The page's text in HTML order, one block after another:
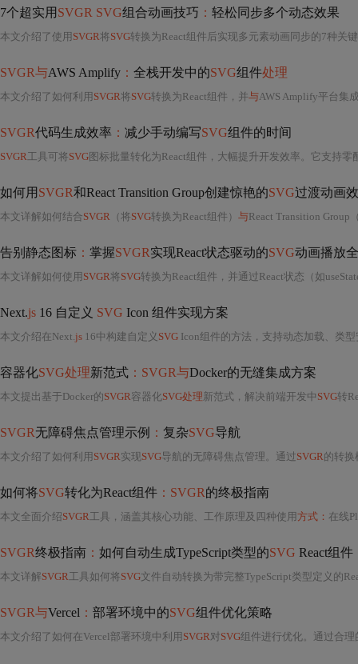
7个超实用 SVGR SVG组合动画技巧 ： 轻松同步多个动态效果
本文介绍了使用 SVGR将SVG转换为React组件后实现多元素动画同步的7种关
SVGR与AWS Amplify ： 全栈开发中的SVG组件处理
本文介绍了如何利用 SVGR将SVG转换为React组件，并与AWS Amplify平台集
SVGR代码生成效率 ： 减少手动编写SVG组件的时间
SVGR工具可将SVG图标批量转化为React组件，大幅提升开发效率。它支持零
如何用 SVGR和React Transition Group创建惊艳的SVG过渡动画
本文详解如何结合SVGR （将SVG转换为React组件） 与React Transition
告别静态图标 ： 掌握SVGR实现React状态驱动的SVG动画播放
本文详解如何使用 SVGR将SVG转换为React组件，并通过React状态（如
Next.js 16 自定义 SVG Icon 组件实现方案
本文介绍在Next.js 16中构建自定义 SVG Icon组件的方法，支持动态加载、类
容器化SVG处理新范式 ：SVGR与Docker的无缝集成方案
本文提出基于Docker的SVGR容器化SVG处理新范式，解决前端开发中 SVG转
SVGR无障碍焦点管理示例 ： 复杂SVG导航
本文介绍了如何利用 SVGR实现SVG导航的无障碍焦点管理。通过SVGR的转换
如何将SVG转化为React组件 ：SVGR的终极指南
本文全面介绍SVGR工具，涵盖其核心功能、工作原理及四种使用方式： 在线
SVGR终极指南 ： 如何自动生成TypeScript类型的SVG React组件
本文详解SVGR工具如何将SVG文件自动转换为带完整TypeScript类型定义的React组件，涵盖安
SVGR与Vercel ： 部署环境中的SVG组件优化策略
本文介绍了如何在Vercel部署环境中利用 SVGR对SVG组件进行优化。通过合理的配置选项、构